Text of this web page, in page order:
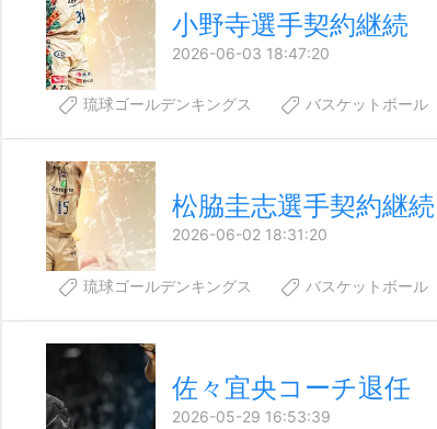
小野寺選手契約継続
2026-06-03 18:47:20
琉球ゴールデンキングス バスケットボール
松脇圭志選手契約継続
2026-06-02 18:31:20
琉球ゴールデンキングス バスケットボール
佐々宜央コーチ退任
2026-05-29 16:53:39